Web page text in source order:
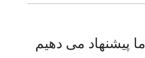
ما پیشنهاد می دهیم